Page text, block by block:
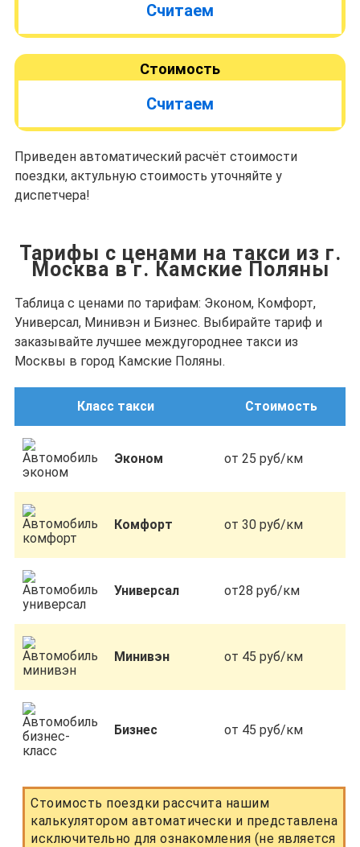
Считаем
Стоимость
Считаем
Приведен автоматический расчёт стоимости
поездки, актульную стоимость уточняйте у
диспетчера!
Тарифы с ценами на такси из г.
Москва в г. Камские Поляны
Таблица с ценами по тарифам: Эконом, Комфорт,
Универсал, Минивэн и Бизнес. Выбирайте тариф и
заказывайте лучшее междугороднее такси из
Москвы в город Камские Поляны.
Класс такси Стоимость
Эконом от 25 руб/км
Комфорт от 30 руб/км
Универсал от28 руб/км
Минивэн от 45 руб/км
Бизнес от 45 руб/км
Стоимость поездки рассчита нашим
калькулятором автоматически и представлена
исключительно для ознакомления (не является